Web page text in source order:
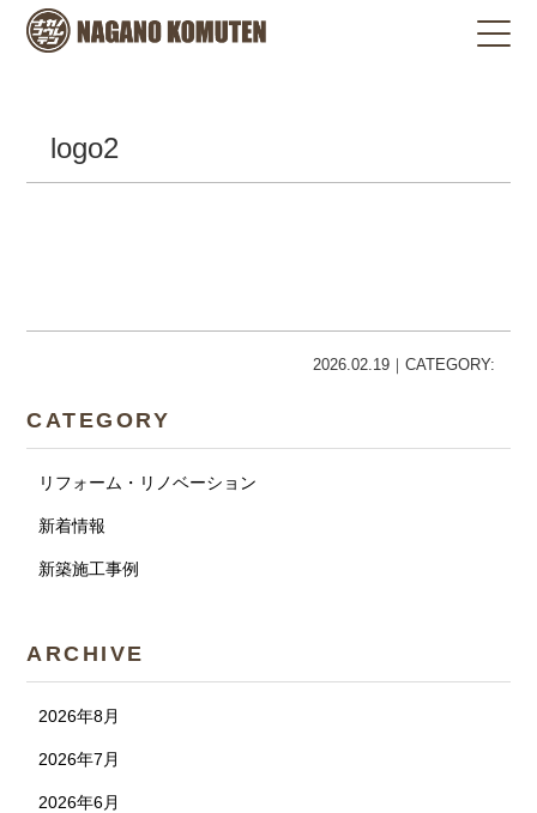
logo2
2026.02.19｜CATEGORY:
CATEGORY
リフォーム・リノベーション
新着情報
新築施工事例
ARCHIVE
2026年8月
2026年7月
2026年6月